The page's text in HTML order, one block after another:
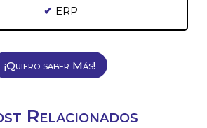
✔ ERP
¡Quiero saber Más!
Relacionados